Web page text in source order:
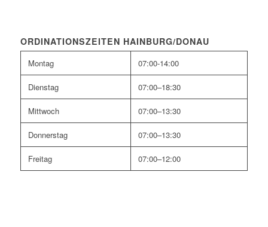
ORDINATIONSZEITEN HAINBURG/DONAU
Montag 07:00-14:00
Dienstag 07:00–18:30
Mittwoch 07:00–13:30
Donnerstag 07:00–13:30
Freitag 07:00–12:00